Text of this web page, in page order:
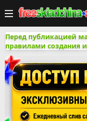
Перед публикацией
правилами создания